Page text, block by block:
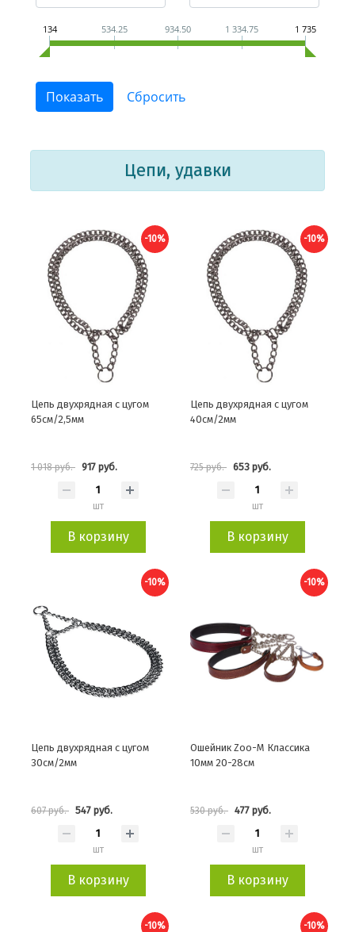
134 534.25 934.50 1 334.75 1 735
Цепи, удавки
-10%
Цепь двухрядная с цугом
65см/2,5мм
1 018 руб. 917 руб.
шт
В корзину
-10%
Цепь двухрядная с цугом
40см/2мм
725 руб. 653 руб.
шт
В корзину
-10%
Цепь двухрядная с цугом
30см/2мм
607 руб. 547 руб.
шт
В корзину
-10%
Ошейник Zoo-M Классика
10мм 20-28см
530 руб. 477 руб.
шт
В корзину
-10% -10%